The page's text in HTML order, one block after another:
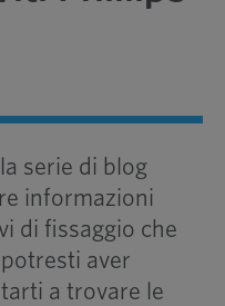
serie di blog
informazioni
di fissaggio che
aver
a trovare le